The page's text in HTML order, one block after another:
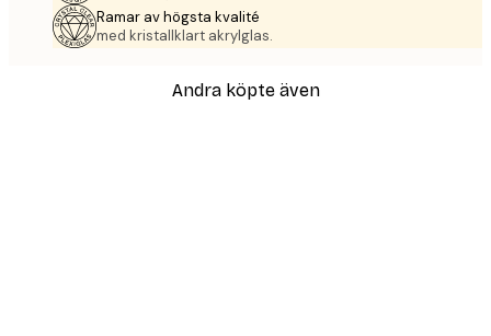
Ramar av högsta kvalité
med kristallklart akrylglas.
Andra köpte även